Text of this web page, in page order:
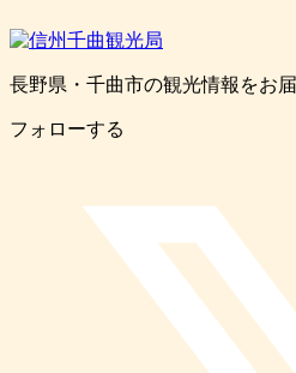
長野県・千曲市の観光情報をお
フォローする